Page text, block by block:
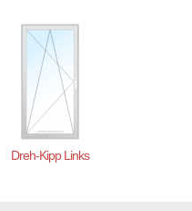
Dreh-Kipp Links